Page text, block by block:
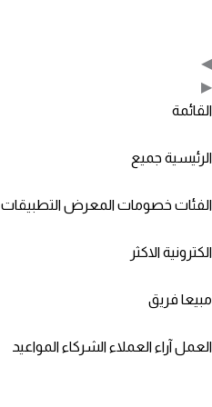
◀
▶
القائمة
الرئيسية جميع
الفئات خصوماتالمعرضالتطبيقات
الكترونيةالاكثر
مبيعا فريق
العمل آراء العملاءالشركاءالمواعيد